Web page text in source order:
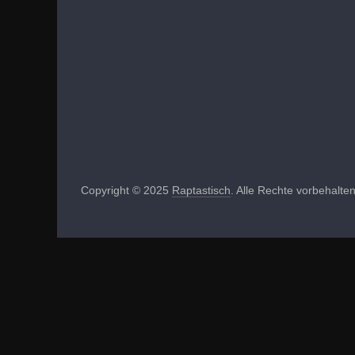
Copyright © 2025 Raptastisch . Alle Rechte